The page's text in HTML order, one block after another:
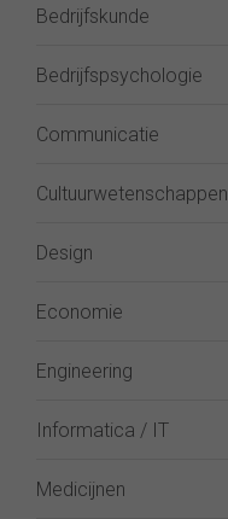
Bedrijfskunde
Bedrijfspsychologie
Communicatie
Cultuurwetenschappen
Design
Economie
Engineering
Informatica / IT
Medicijnen